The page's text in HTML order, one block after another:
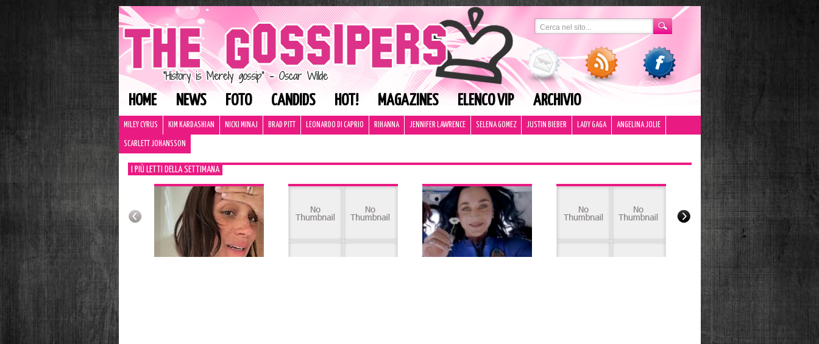
HOME NEWS FOTO CANDIDS HOT! MAGAZINES ELENCO VIP ARCHIVIO
MILEY CYRUS KIM KARDASHIAN NICKI MINAJ BRAD PITT LEONARDO DI CAPRIO RIHANNA JENNIFER LAWRENCE SELENA GOMEZ JUSTIN BIEBER LADY GAGA ANGELINA JOLIE
SCARLETT JOHANSSON
I PIÙ LETTI DELLA SETTIMANA